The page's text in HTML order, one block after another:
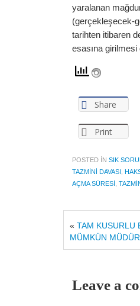
yaralanan
(gerçekleşecek-
tarihten itibaren
esasına
Share
Print
POSTED IN SIK
TAZMINI DAVASI
AÇMA SÜRESI
« TAM KUSURLU
MÜMKÜN
Leave a